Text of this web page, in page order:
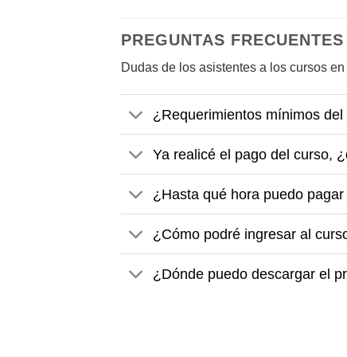
PREGUNTAS FRECUENTES
Dudas de los asistentes a los cursos
¿Requerimientos mínimos
Ya realicé el pago del curso,
¿Hasta qué hora puedo
¿Cómo podré ingresar al
¿Dónde puedo descargar el